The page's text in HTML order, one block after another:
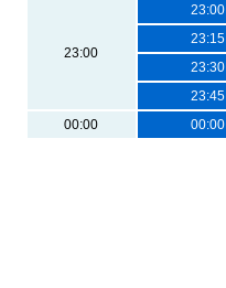
23:00
23:00
23:15
23:30
23:45
00:00
00:00